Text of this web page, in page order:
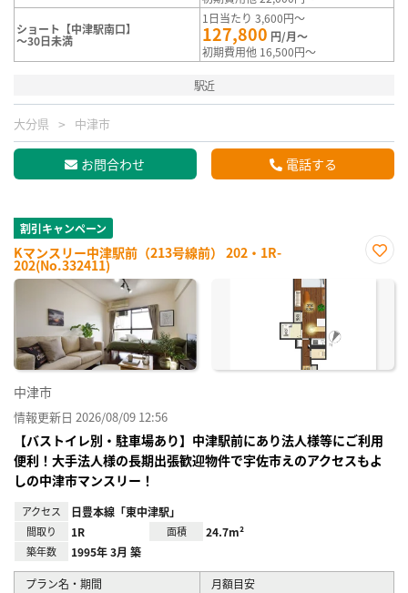
ショート【中津駅南口】
～30日未満
1日当たり 3,600円～
127,800 円/月～
初期費用他 16,500円～
駅近
大分県 中津市
お問合わせ 電話する
割引キャンペーン
Kマンスリー中津駅前（213号線前） 202・1R-
202(No.332411)
に入
中津市
情報更新日 2026/08/09 12:56
【バストイレ別・駐車場あり】中津駅前にあり法人様等にご利用
便利！大手法人様の長期出張歓迎物件で宇佐市えのアクセスもよ
しの中津市マンスリー！
アクセス 日豊本線「東中津駅」
間取り 1R 面積 24.7m²
築年数 1995年 3月 築
プラン名・期間 月額目安